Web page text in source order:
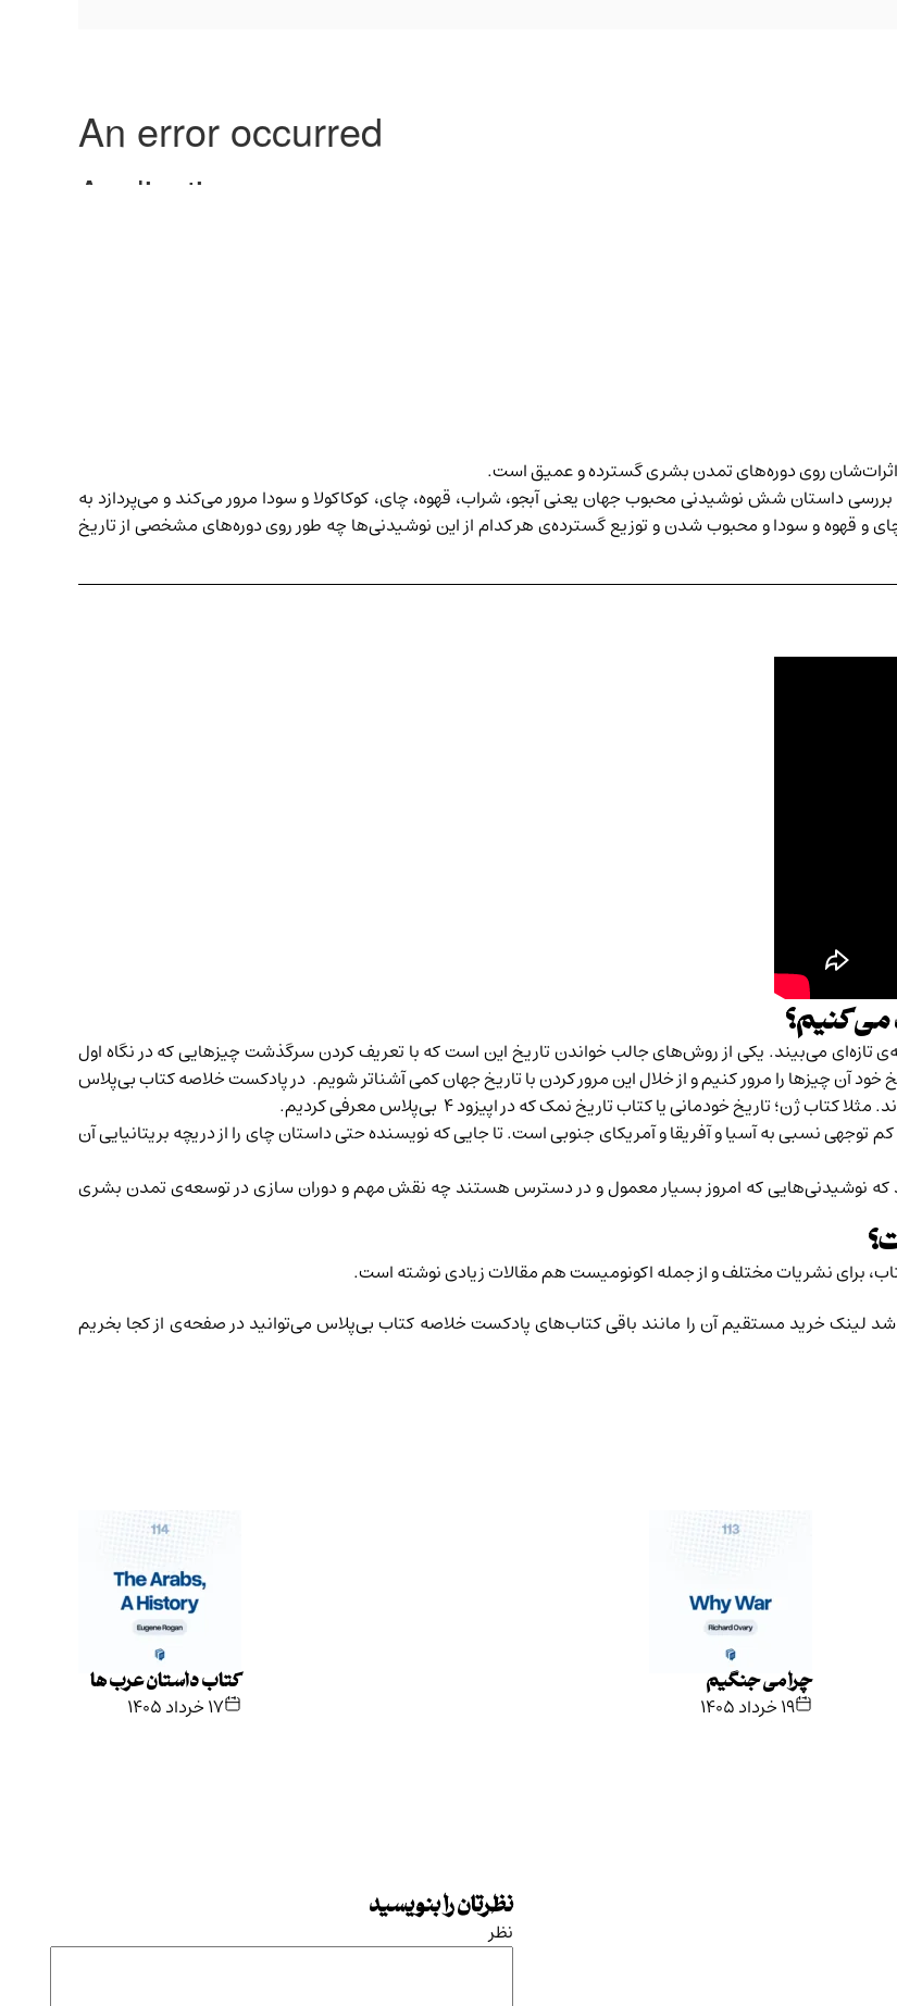
اثرات‌شان روی دوره‌های تمدن بشری گسترده و عمیق است.
داستان شش نوشیدنی محبوب جهان یعنی آبجو، شراب، قهوه، چای، کوکاکولا و سودا مرور می‌کند و می‌پردازد به
و قهوه و سودا و محبوب شدن و توزیع گسترده‌ی هر کدام از این‌ نوشیدنی‌ها چه طور روی دور‌ه‌های مشخصی از تاریخ
می‌کنیم؟
تازه‌ای می‌بیند. یکی از روش‌های جالب خواندن تاریخ این است که با تعریف کردن سرگذشت چیزهایی که در نگاه اول
خود آن چیزها را مرور کنیم و از خلال این مرور کردن با تاریخ جهان کمی آشناتر شویم. در پادکست خلاصه کتاب بی‌پلاس
مثلاکتاب ژن؛ تاریخ خودمانییاکتاب تاریخ نمککه در اپیزود ۴ بی‌پلاس معرفی کردیم.
توجهی‌ نسبی به آسیا و آفریقا و آمریکای جنوبی است. تا جایی که نویسنده حتی داستان چای را از دریچه بریتانیایی آن
که نوشیدنی‌هایی که امروز بسیار معمول و در دسترس هستند چه نقش مهم و دوران سازی در توسعه‌ی تمدن بشری
برای نشریات مختلف و از جمله اکونومیست هم مقالات زیادی نوشته است.
لینک خرید مستقیم آن را مانند باقی کتاب‌های پادکست خلاصه کتاب بی‌پلاس می‌توانید در صفحه‌ی از کجا بخریم
چرا می جنگیم
۱۹ خرداد ۱۴۰۵
کتاب داستان عرب ها
۱۷ خرداد ۱۴۰۵
نظرتان را بنویسید
نظر